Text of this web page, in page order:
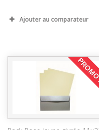
Ajouter au comparateur